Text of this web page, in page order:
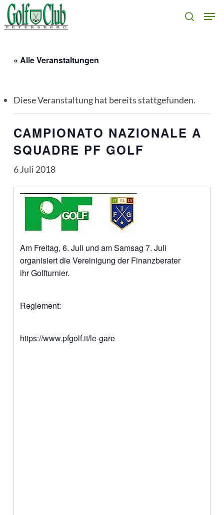
Skip
to
search
« Alle Veranstaltungen
Diese Veranstaltung hat bereits stattgefunden.
CAMPIONATO NAZIONALE A
SQUADRE PF GOLF
6 Juli 2018
Am Freitag, 6. Juli und am Samsag 7. Juli
organisiert die Vereinigung der Finanzberater
ihr Golfturnier.
Reglement:
https://www.pfgolf.it/le-gare